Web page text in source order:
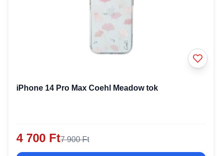
iPhone 14 Pro Max Coehl Meadow tok
4 700 Ft7 900 Ft